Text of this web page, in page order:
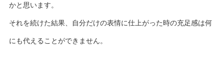
かと思います。
それを続けた結果、自分だけの表情に仕上がった時の充足感は何
にも代えることができません。